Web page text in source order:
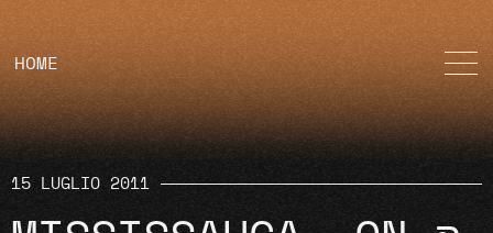
HOME
15 LUGLIO 2011